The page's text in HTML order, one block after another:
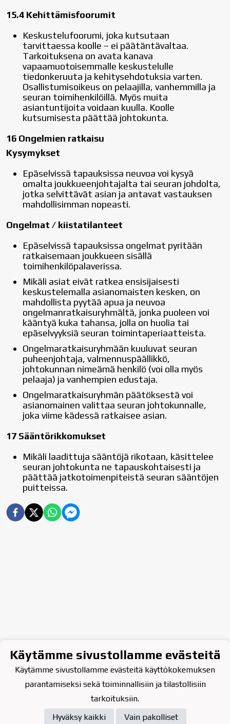
15.4 Kehittämisfoorumit
Keskustelufoorumi, joka kutsutaan
tarvittaessa koolle – ei päätäntävaltaa.
Tarkoituksena on avata kanava
vapaamuotoisemmalle keskustelulle
tiedonkeruuta ja kehitysehdotuksia varten.
Osallistumisoikeus on pelaajilla, vanhemmilla ja
seuran toimihenkilöillä. Myös muita
asiantuntijoita voidaan kuulla. Koolle
kutsumisesta päättää johtokunta.
16 Ongelmien ratkaisu
Kysymykset
Epäselvissä tapauksissa neuvoa voi kysyä
omalta joukkueenjohtajalta tai seuran johdolta,
jotka selvittävät asian ja antavat vastauksen
mahdollisimman nopeasti.
Ongelmat / kiistatilanteet
Epäselvissä tapauksissa ongelmat pyritään
ratkaisemaan joukkueen sisällä
toimihenkilöpalaverissa.
Mikäli asiat eivät ratkea ensisijaisesti
keskustelemalla asianomaisten kesken, on
mahdollista pyytää apua ja neuvoa
ongelmanratkaisuryhmältä, jonka puoleen voi
kääntyä kuka tahansa, jolla on huolia tai
epäselvyyksiä seuran toimintaperiaatteista.
Ongelmaratkaisuryhmään kuuluvat seuran
puheenjohtaja, valmennuspäällikkö,
johtokunnan nimeämä henkilö (voi olla myös
pelaaja) ja vanhempien edustaja.
Ongelmaratkaisuryhmän päätöksestä voi
asianomainen valittaa seuran johtokunnalle,
joka viime kädessä ratkaisee asian.
17 Sääntörikkomukset
Mikäli laadittuja sääntöjä rikotaan, käsittelee
seuran johtokunta ne tapauskohtaisesti ja
päättää jatkotoimenpiteistä seuran sääntöjen
puitteissa.
Käytämme sivustollamme evästeitä
Käytämme sivustollamme evästeitä käyttökokemuksen
parantamiseksi sekä toiminnallisiin ja tilastollisiin
tarkoituksiin.
Hyväksy kaikki
Vain pakolliset